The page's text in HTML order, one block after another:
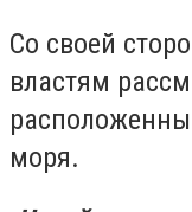
Со своей
властям
моря.